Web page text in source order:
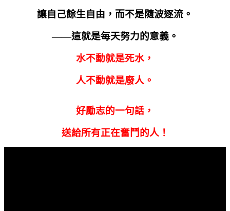
讓自己餘生自由，而不是隨波逐流。
——這就是每天努力的意義。
水不動就是死水，
人不動就是廢人。
好勵志的一句話，
送給所有正在奮鬥的人！